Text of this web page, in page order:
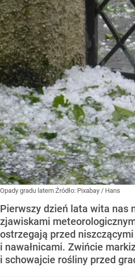
Opady gradu latem Źródło: Pixabay / Hans
Pierwszy dzień lata wita nas
zjawiskami
ostrzegają przed
i nawałnicami. Zwińcie
i schowajcie rośliny przed